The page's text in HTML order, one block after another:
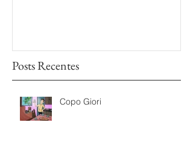
Posts Recentes
Copo Giori